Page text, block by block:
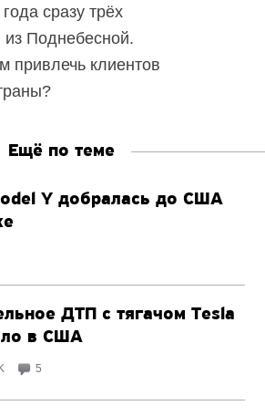
сразу трёх
из Поднебесной.
привлечь клиентов
Ещё по теме
Y добралась до США
ДТП с тягачом Tesla
в США
5